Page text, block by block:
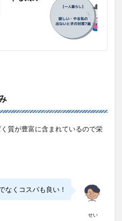
質が豊富に含まれているので栄
せい
なくコスパも良い！